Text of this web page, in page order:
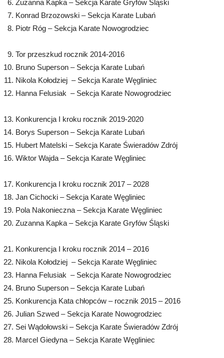
Zuzanna Kapka – Sekcja Karate Gryfów Śląski
Konrad Brzozowski – Sekcja Karate Lubań
Piotr Róg – Sekcja Karate Nowogrodziec
Tor przeszkud rocznik 2014-2016
Bruno Superson – Sekcja Karate Lubań
Nikola Kołodziej – Sekcja Karate Węgliniec
Hanna Felusiak – Sekcja Karate Nowogrodziec
Konkurencja I kroku rocznik 2019-2020
Borys Superson – Sekcja Karate Lubań
Hubert Matelski – Sekcja Karate Świeradów Zdrój
Wiktor Wajda – Sekcja Karate Węgliniec
Konkurencja I kroku rocznik 2017 – 2028
Jan Cichocki – Sekcja Karate Węgliniec
Pola Nakonieczna – Sekcja Karate Węgliniec
Zuzanna Kapka – Sekcja Karate Gryfów Śląski
Konkurencja I kroku rocznik 2014 – 2016
Nikola Kołodziej – Sekcja Karate Węgliniec
Hanna Felusiak – Sekcja Karate Nowogrodziec
Bruno Superson – Sekcja Karate Lubań
Konkurencja Kata chłopców – rocznik 2015 – 2016
Julian Szwed – Sekcja Karate Nowogrodziec
Sei Wądołowski – Sekcja Karate Świeradów Zdrój
Marcel Giedyna – Sekcja Karate Węgliniec